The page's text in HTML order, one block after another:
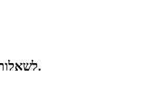
לשאלות לגבי המוצרים או המחירון שלנו, אנא השאירו לנו את האימייל שלכם ואנו ניצור אתכם קשר תוך 24 שעות.